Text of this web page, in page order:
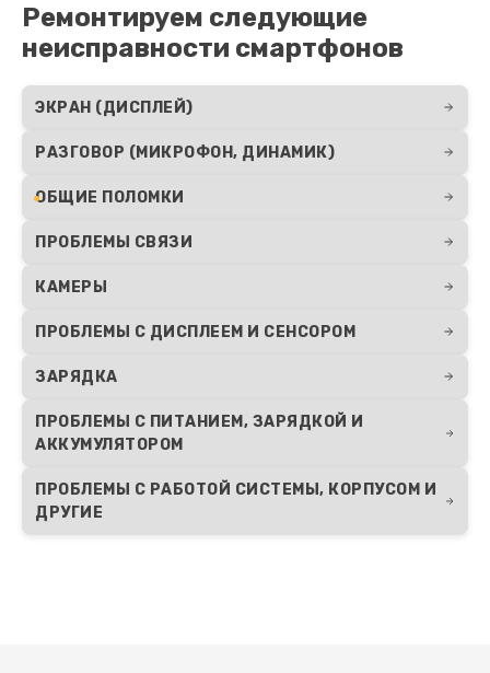
Ремонтируем следующие
неисправности смартфонов
ЭКРАН (ДИСПЛЕЙ)
РАЗГОВОР (МИКРОФОН, ДИНАМИК)
ОБЩИЕ ПОЛОМКИ
ПРОБЛЕМЫ СВЯЗИ
КАМЕРЫ
ПРОБЛЕМЫ С ДИСПЛЕЕМ И СЕНСОРОМ
ЗАРЯДКА
ПРОБЛЕМЫ С ПИТАНИЕМ, ЗАРЯДКОЙ И
АККУМУЛЯТОРОМ
ПРОБЛЕМЫ С РАБОТОЙ СИСТЕМЫ, КОРПУСОМ И
ДРУГИЕ